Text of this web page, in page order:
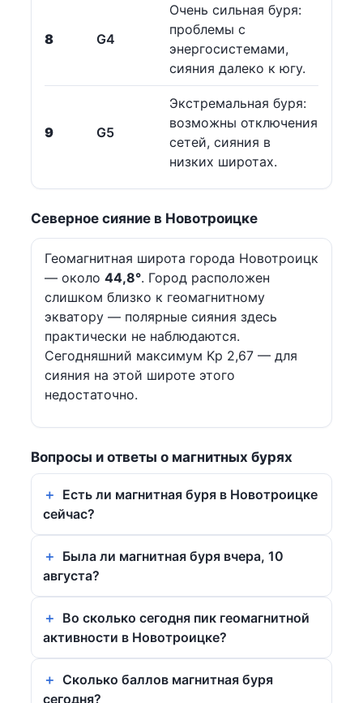
8 G4
Очень сильная буря:
проблемы с
энергосистемами,
сияния далеко к югу.
9 G5
Экстремальная буря:
возможны отключения
сетей, сияния в
низких широтах.
Северное сияние в Новотроицке
Геомагнитная широта города Новотроицк
— около 44,8°. Город расположен
слишком близко к геомагнитному
экватору — полярные сияния здесь
практически не наблюдаются.
Сегодняшний максимум Kp 2,67 — для
сияния на этой широте этого
недостаточно.
Вопросы и ответы о магнитных бурях
Есть ли магнитная буря в Новотроицке
сейчас?
Была ли магнитная буря вчера, 10
августа?
Во сколько сегодня пик геомагнитной
активности в Новотроицке?
Сколько баллов магнитная буря
сегодня?